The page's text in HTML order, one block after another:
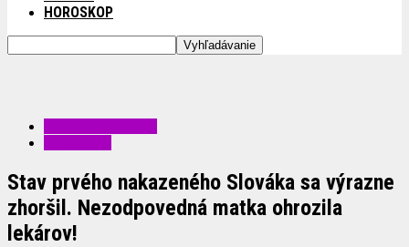
HOROSKOP
Stav prvého nakazeného Slováka sa výrazne
zhoršil. Nezodpovedná matka ohrozila
lekárov!